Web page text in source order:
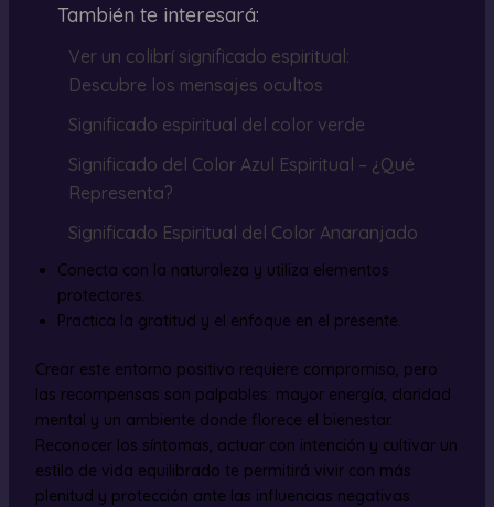
También te interesará:
Ver un colibrí significado espiritual:
Descubre los mensajes ocultos
Significado espiritual del color verde
Significado del Color Azul Espiritual – ¿Qué
Representa?
Significado Espiritual del Color Anaranjado
Conecta con la naturaleza y utiliza elementos
protectores.
Practica la gratitud y el enfoque en el presente.
Crear este entorno positivo requiere compromiso, pero
las recompensas son palpables: mayor energía, claridad
mental y un ambiente donde florece el bienestar.
Reconocer los síntomas, actuar con intención y cultivar un
estilo de vida equilibrado te permitirá vivir con más
plenitud y protección ante las influencias negativas